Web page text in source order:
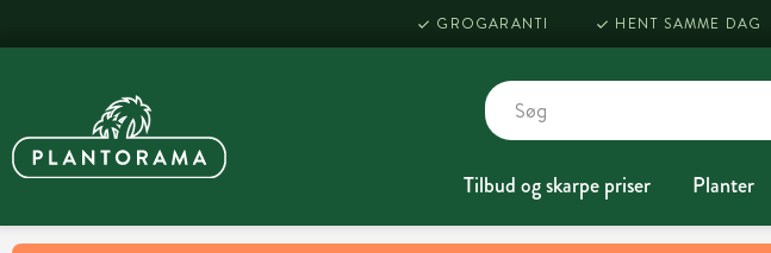
GROGARANTI HENT SAMME DAG
Tilbud og skarpe priser Planter